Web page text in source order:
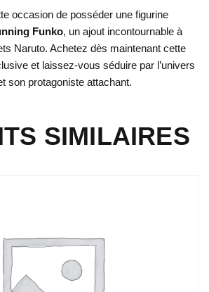
occasion de posséder une figurine
Funko, un ajout incontournable à
Naruto. Achetez dès maintenant cette
et laissez-vous séduire par l’univers
son protagoniste attachant.
SIMILAIRES